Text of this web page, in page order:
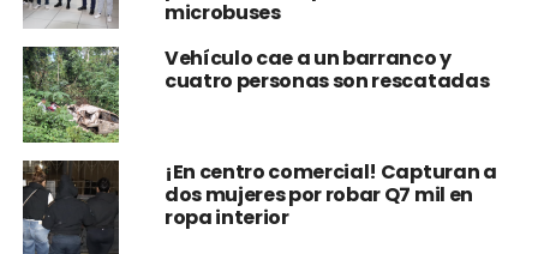
microbuses
Vehículo cae a un barranco y
cuatro personas son rescatadas
¡En centro comercial! Capturan a
dos mujeres por robar Q7 mil en
ropa interior